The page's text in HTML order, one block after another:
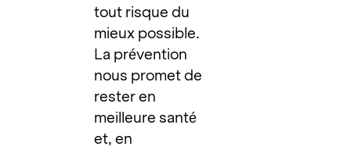
tout risque du
mieux possible.
La prévention
nous promet de
rester en
meilleure santé
et, en